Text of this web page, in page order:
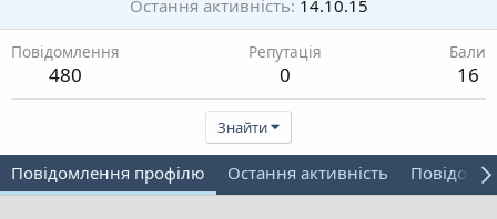
Остання активність 14.10.15
Повідомлення
480
Репутація
0
Бали
16
Знайти
Повідомлення профілю Остання активність